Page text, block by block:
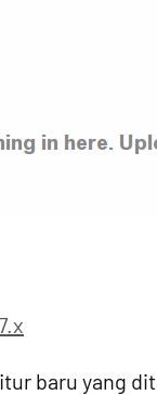
baru yang